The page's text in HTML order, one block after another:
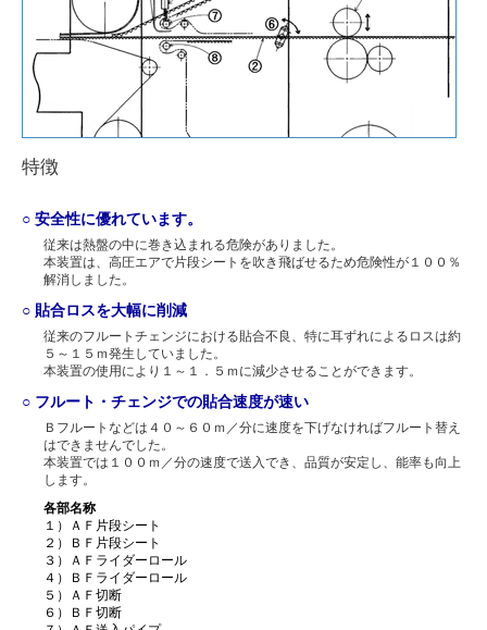
特徴
○ 安全性に優れています。
従来は熱盤の中に巻き込まれる危険がありました。
本装置は、高圧エアで片段シートを吹き飛ばせるため危険性が１００％
解消しました。
○ 貼合ロスを大幅に削減
従来のフルートチェンジにおける貼合不良、特に耳ずれによるロスは約
５～１５ｍ発生していました。
本装置の使用により１～１．５ｍに減少させることができます。
○ フルート・チェンジでの貼合速度が速い
Ｂフルートなどは４０～６０ｍ／分に速度を下げなければフルート替え
はできませんでした。
本装置では１００ｍ／分の速度で送入でき、品質が安定し、能率も向上
します。
各部名称
１）ＡＦ片段シート
２）ＢＦ片段シート
３）ＡＦライダーロール
４）ＢＦライダーロール
５）ＡＦ切断
６）ＢＦ切断